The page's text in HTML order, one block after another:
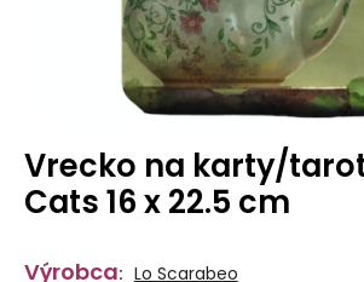
Vrecko na karty/
Cats 16 x 22.5 cm
Výrobca: Lo Scarabeo